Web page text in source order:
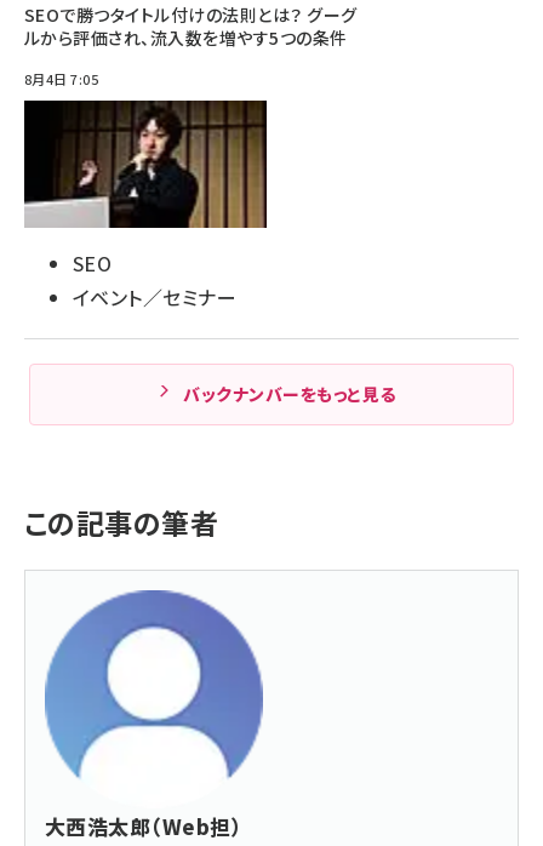
SEOで勝つタイトル付けの法則とは？ グーグ
ルから評価され、流入数を増やす5つの条件
8月4日 7:05
SEO
イベント／セミナー
バックナンバーをもっと見る
この記事の筆者
大西浩太郎（Web担）